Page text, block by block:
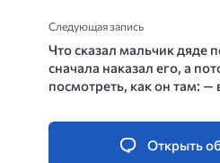
Следующая запись
Что сказал мальчик дяде
сначала наказал его, а
посмотреть, как он там: —
Открыть